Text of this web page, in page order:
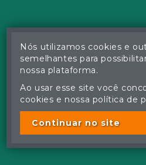
Facebook
Nós utilizamos cookies e
semelhantes para
nossa plataforma.
Ao usar esse site você
cookies e nossa política de
Continuar no site